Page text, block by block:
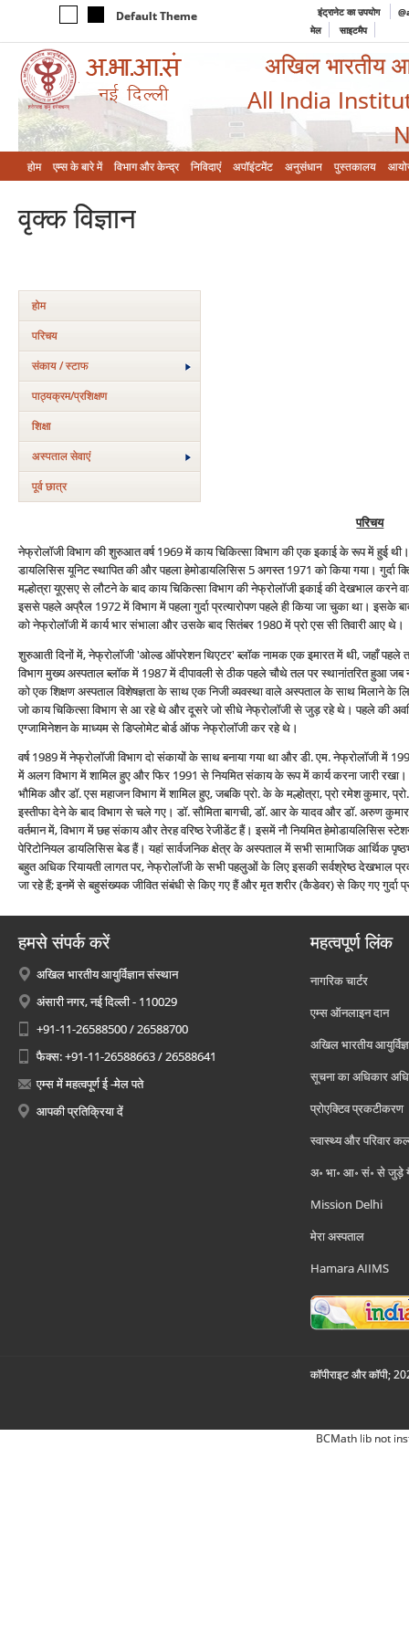
Default Theme इंट्रानेट का उपयोग
मेल
साइटमैप
अखिल भारतीय
All India
होम एम्‍स के बारे में विभाग और केन्‍द्र निविदाएं अपॉइंटमेंट अनुसंधान पुस्तकालय
वृक्‍क विज्ञान
होम
परिचय
संकाय / स्टाफ
पाठ्यक्रम/प्रशिक्षण
शिक्षा
अस्‍पताल सेवाएं
पूर्व छात्र
परिचय
नेफ्रोलॉजी विभाग की शुरुआत वर्ष 1969 में काय चिकित्सा विभाग की एक इकाई के रूप में हुई
डायलिसिस यूनिट स्थापित की और पहला हेमोडायलिसिस 5 अगस्त 1971 को किया गया।
मल्होत्रा यूएसए से लौटने के बाद काय चिकित्सा विभाग की नेफ्रोलॉजी इकाई की देखभाल
इससे पहले अप्रैल 1972 में विभाग में पहला गुर्दा प्रत्‍यारोपण पहले ही किया जा चुका था। इसके
को नेफ्रोलॉजी में कार्य भार संभाला और उसके बाद सितंबर 1980 में प्रो एस सी तिवारी आए थे।
शुरुआती दिनों में, नेफ्रोलॉजी 'ओल्ड ऑपरेशन थिएटर' ब्लॉक नामक एक इमारत में थी, जहाँ पहले
विभाग मुख्य अस्पताल ब्लॉक में 1987 में दीपावली से ठीक पहले चौथे तल पर स्थानांतरित हुआ जब
को एक शिक्षण अस्पताल विशेषज्ञता के साथ एक निजी व्‍यवस्‍था वाले अस्पताल के साथ मिलाने के
जो काय चिकित्‍सा विभाग से आ रहे थे और दूसरे जो सीधे नेफ्रोलॉजी से जुड़ रहे थे। पहले की
एग्जामिनेशन के माध्यम से डिप्लोमेट बोर्ड ऑफ नेफ्रोलॉजी कर रहे थे।
वर्ष 1989 में नेफ्रोलॉजी विभाग दो संकायों के साथ बनाया गया था और डी. एम. नेफ्रोलॉजी
में अलग विभाग में शामिल हुए और फिर 1991 से नियमित संकाय के रूप में कार्य करना जारी
भौमिक और डॉ. एस महाजन विभाग में शामिल हुए, जबकि प्रो. के के मल्होत्रा, प्रो रमेश कुमार,
इस्तीफा देने के बाद विभाग से चले गए। डॉ. सौमिता बागची, डॉ. आर के यादव और डॉ. अरुण
वर्तमान में, विभाग में छह संकाय और तेरह वरिष्ठ रेजीडेंट हैं। इसमें नौ नियमित हेमोडायलिसिस
पेरिटोनियल डायलिसिस बेड हैं। यहां सार्वजनिक क्षेत्र के अस्पताल में सभी सामाजिक आर्थिक
बहुत अधिक रियायती लागत पर, नेफ्रोलॉजी के सभी पहलुओं के लिए इसकी सर्वश्रेष्ठ देखभाल
जा रहे हैं; इनमें से बहुसंख्यक जीवित संबंधी से किए गए हैं और मृत शरीर (कैडेवर) से किए गए गुर्दा
हमसे संपर्क करें
अखिल भारतीय आयुर्विज्ञान संस्थान
अंसारी नगर, नई दिल्ली - 110029
+91-11-26588500 / 26588700
फैक्स: +91-11-26588663 / 26588641
एम्स में महत्वपूर्ण ई -मेल पते
आपकी प्रतिक्रिया दें
महत्वपूर्ण लिंक
नागरिक चार्टर
एम्स ऑनलाइन दान
अखिल भारतीय
सूचना का अधिकार
प्रोएक्टिव प्रकटीकरण
स्वास्थ्य और परिवार
अ॰ भा॰ आ॰ सं॰ से जुड़े
Mission Delhi
मेरा अस्पताल
Hamara AIIMS
कॉपीराइट और कॉपी;
BCMath lib not